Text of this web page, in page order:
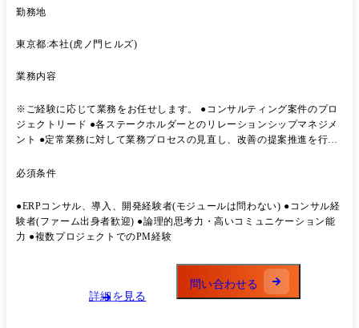
勤務地
東京都:本社(虎ノ門ヒルズ)
業務内容
※ご経験に応じて業務をお任せします。 ●コンサルティング案件のプロ
ジェクトリード ●各ステークホルダーとのリレーションシップマネジメ
ント ●定常業務に対して業務プロセスの見直し、改善の提案推進を行う
管理、スケジュール管理 ●品質管理、ドキュメントレビュー等の業務 プ
ーシステム運営に関わるプロジェクトマネジメント支援 ●某メガバンク
様/ITコンサルティング 勘定系システムにおける構築・導入・移行プロ
ジェクト ●大手証券企業様/ITコンサルティング サイバーセキュリティ
必須条件
●ERPコンサル、導入、開発経験者(モジュールは問わない) ●コンサル経
験者(ファーム出身者歓迎) ●論理的思考力・高いコミュニケーション能
力 ●複数プロジェクトでのPM経験
詳細を見る
問い合わせる